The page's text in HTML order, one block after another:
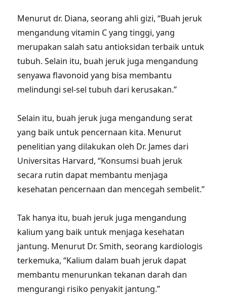
Menurut dr. Diana, seorang ahli gizi, “Buah jeruk
mengandung vitamin C yang tinggi, yang
merupakan salah satu antioksidan terbaik untuk
tubuh. Selain itu, buah jeruk juga mengandung
senyawa flavonoid yang bisa membantu
melindungi sel-sel tubuh dari kerusakan.”
Selain itu, buah jeruk juga mengandung serat
yang baik untuk pencernaan kita. Menurut
penelitian yang dilakukan oleh Dr. James dari
Universitas Harvard, “Konsumsi buah jeruk
secara rutin dapat membantu menjaga
kesehatan pencernaan dan mencegah sembelit.”
Tak hanya itu, buah jeruk juga mengandung
kalium yang baik untuk menjaga kesehatan
jantung. Menurut Dr. Smith, seorang kardiologis
terkemuka, “Kalium dalam buah jeruk dapat
membantu menurunkan tekanan darah dan
mengurangi risiko penyakit jantung.”